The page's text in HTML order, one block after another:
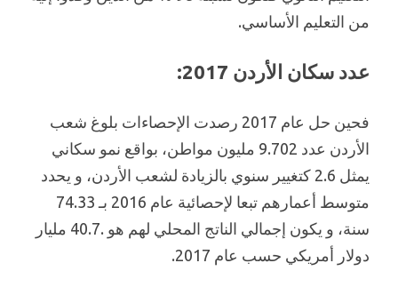
من التعليم الأساسي.
عدد سكان الأردن 2017:
فحين حل عام 2017 رصدت الإحصاءات بلوغ شعب
الأردن عدد 9.702 مليون مواطن، بواقع نمو سكاني
يمثل 2.6 كتغيير سنوي بالزيادة لشعب الأردن، و يحدد
متوسط أعمارهم تبعا لإحصائية عام 2016 بـ 74.33
سنة، و يكون إجمالي الناتج المحلي لهم هو .40.7 مليار
دولار أمريكي حسب عام 2017.